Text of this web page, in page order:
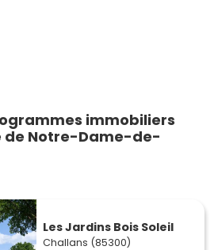
immobiliers
de Notre-Dame-de-
Les Jardins Bois Soleil
Challans (85300)